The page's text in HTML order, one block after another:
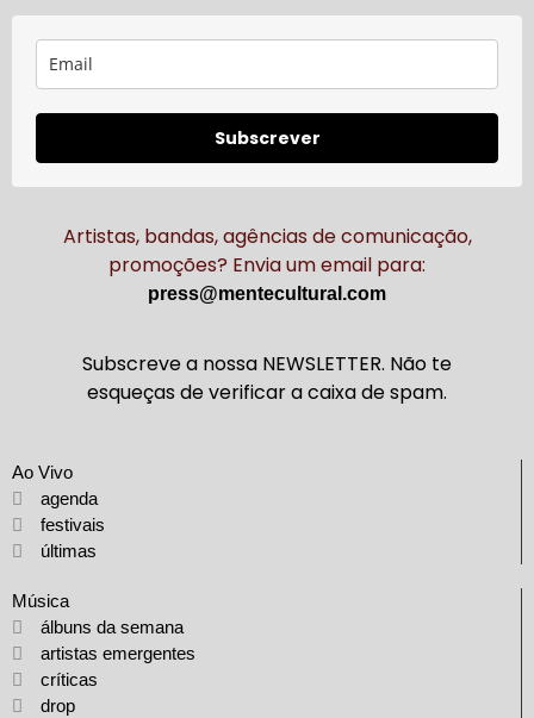
Subscrever
Artistas, bandas, agências de comunicação,
promoções? Envia um email para:
press@mentecultural.com
Subscreve a nossa NEWSLETTER. Não te
esqueças de verificar a caixa de spam.
Ao Vivo
agenda
festivais
últimas
Música
álbuns da semana
artistas emergentes
críticas
drop